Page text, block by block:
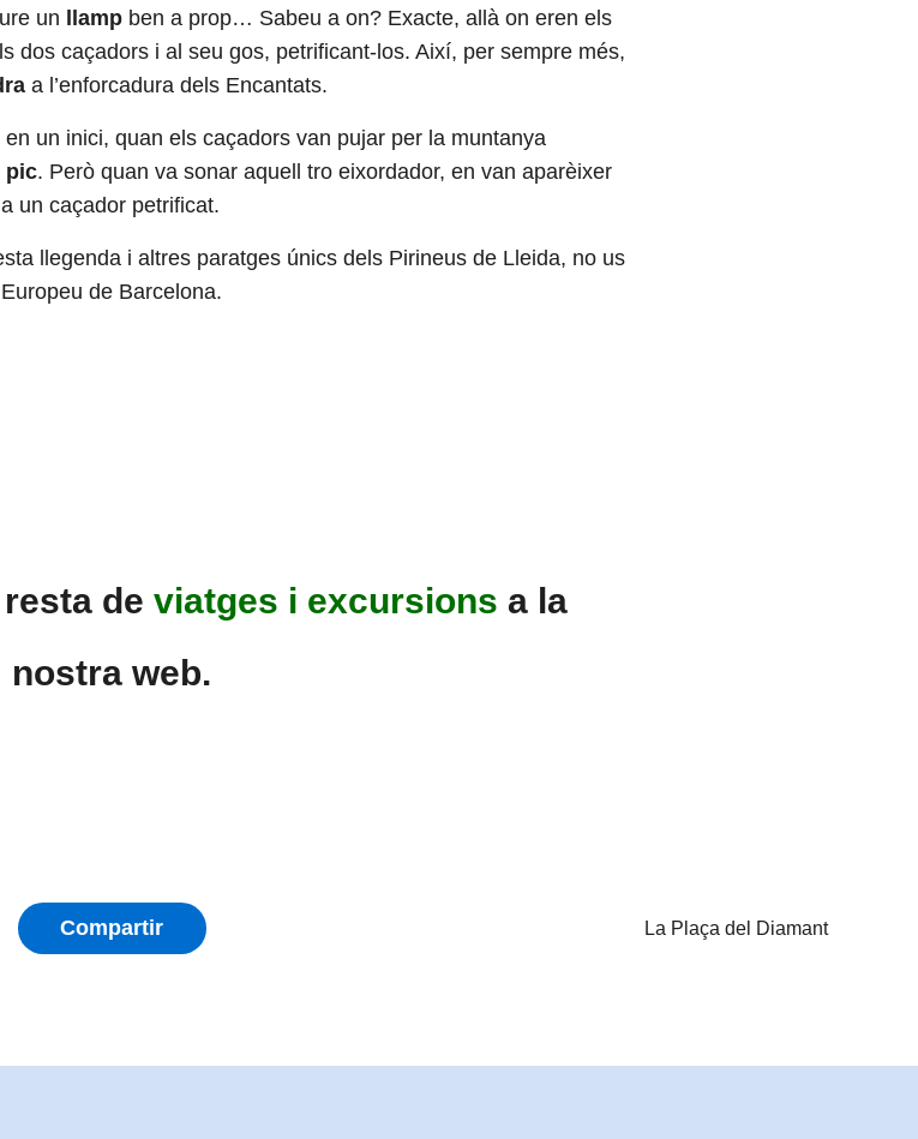
un
llampben a prop… Sabeu a on? Exacte, allà on eren els
dos caçadors i al seu gos, petrificant-los. Així, per sempre més,
a l’enforcadura dels Encantats.
un inici, quan els caçadors van pujar per la muntanya
pic. Però quan va sonar aquell tro eixordador, en van aparèixer
un caçador petrificat.
llegenda i altres paratges únics dels Pirineus de Lleida, no us
de Barcelona.
de viatges i excursions a la
nostra web.
Compartir La Plaça del Diamant